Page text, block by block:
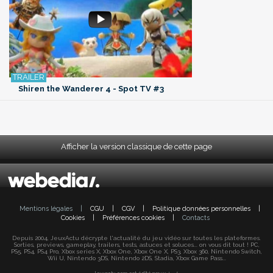
Shiren the Wanderer 4 - Spot TV #3
Afficher la version classique de cette page
Mentions légales CGU CGV Politique données personnelles
Cookies
Préférences cookies Contacts
Depuis 2004, JeuxActu décrypte l'actualité du jeu vidéo sur toutes les plateformes.
Sorties, previews, gameplay, trailers, tests, astuces et soluces... on vous dit tout ! PC,
PS5, PS4, PS4 Pro, Xbox series X, Xbox One, Xbox One X, PS3, Xbox 360, Nintendo Switch,
Wii U, Nintendo 3DS, Nintendo 2DS, Stadia, Xbox Game Pass...